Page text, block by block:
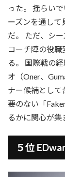
った。 揺らい
ーズンを通して
だ。 ただ、シ
コーチ陣の役
る。 国際戦の
オ（Oner、
ナー候補として
要のない「
るかに関心が集
５位